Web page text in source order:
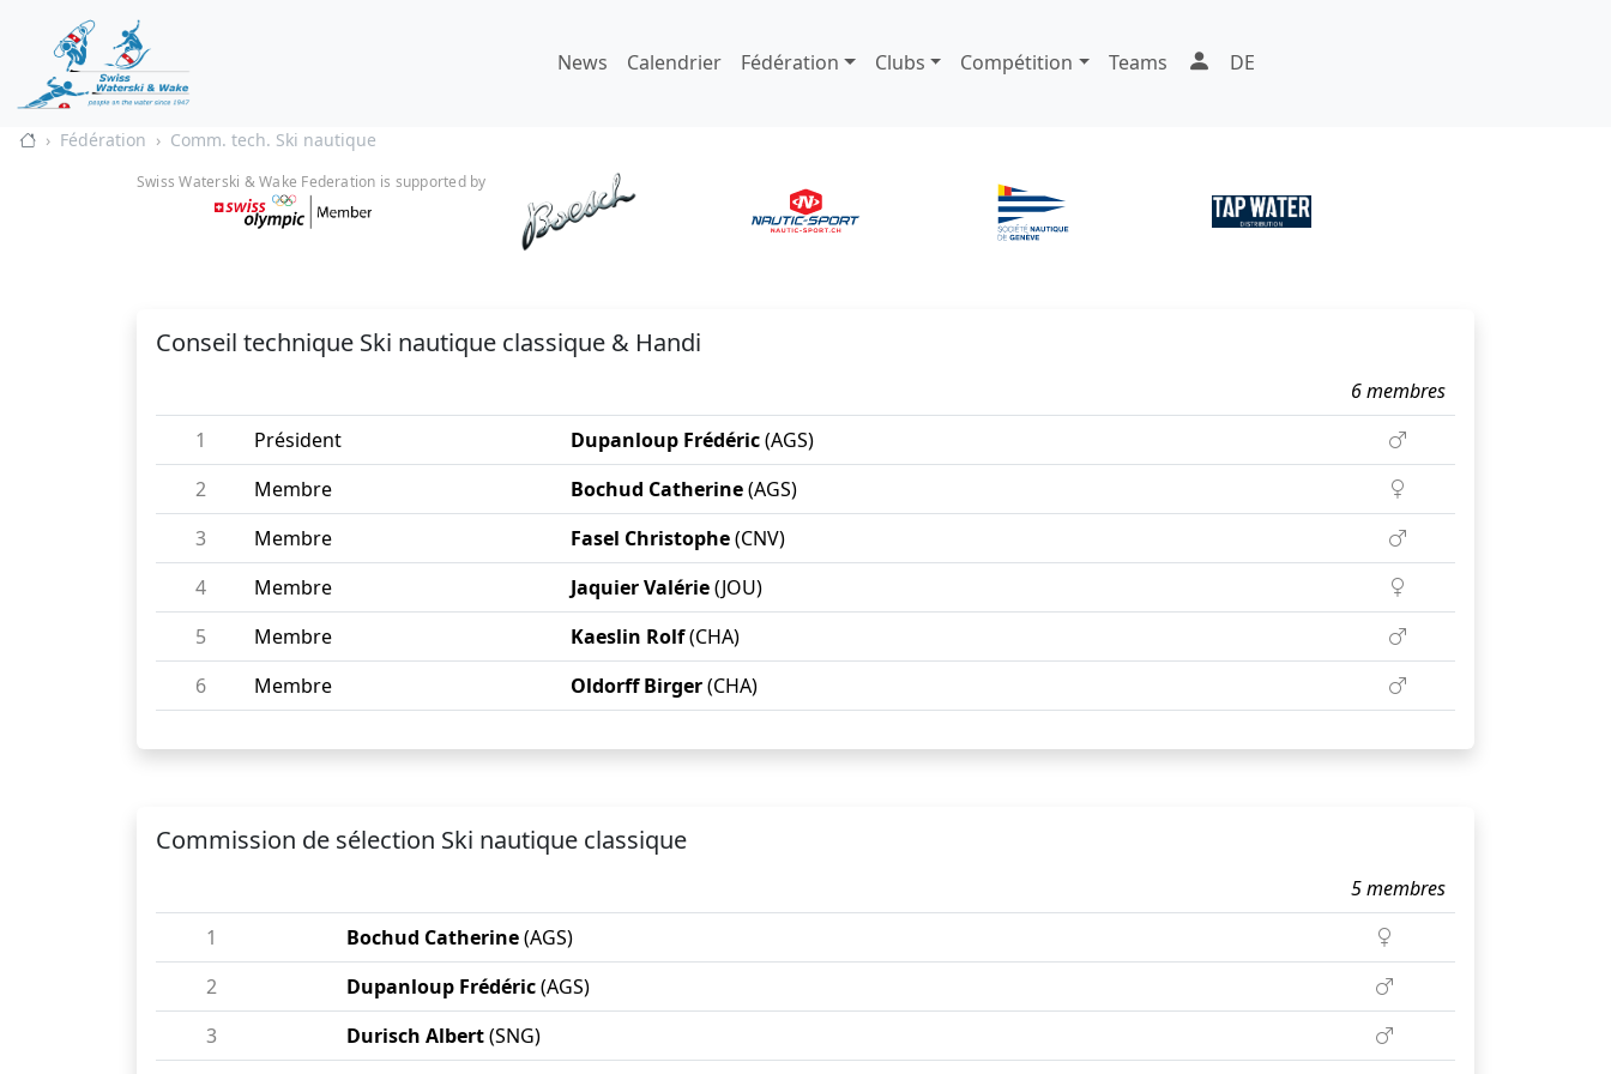
News Calendrier Fédération Clubs Compétition Teams DE
Fédération Comm. tech. Ski nautique
Swiss Waterski & Wake Federation is supported by
Conseil technique Ski nautique classique & Handi
6 membres
1
Président Dupanloup Frédéric(AGS)
2
Membre Bochud Catherine(AGS)
3
Membre Fasel Christophe(CNV)
4
Membre Jaquier Valérie(JOU)
5
Membre Kaeslin Rolf(CHA)
6
Membre Oldorff Birger(CHA)
Commission de sélection Ski nautique classique
5 membres
1
Bochud Catherine(AGS)
2
Dupanloup Frédéric(AGS)
3
Durisch Albert(SNG)